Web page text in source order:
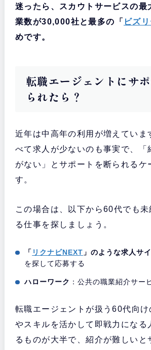
迷ったら、スカウトサービスの最
業数が30,000社と最多の「 ビズ
めです。
転職エージェントにサ
られたら？
近年は中高年の利用が増えていま
べて求人が少ないのも事実で、「
がない」とサポートを断られるケ
す。
この場合は、以下から60代でも
る仕事を探しましょう。
「 リクナビNEXT 」のような求人サ
を探して応募する
ハローワーク ：公共の職業紹介サー
転職エージェントが扱う60代向け
やスキルを活かして即戦力になる
るものが大半で、紹介が難しいと